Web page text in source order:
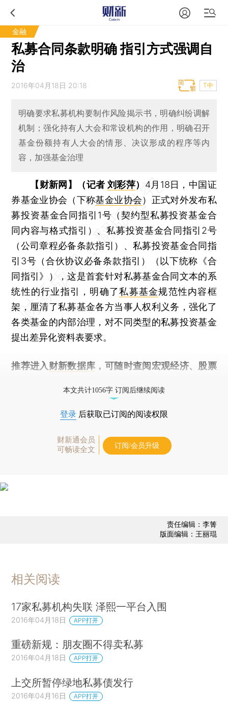
金融
私募合同条款明确 指引方式强调自
治
2016年04月18日 20:18 T中
明确要求私募机构要制作风险揭示书，明确纠纷调解
机制；强化持有人大会和常设机构的作用，明确召开
基金份额持有人大会的情形、决议形成的程序等内
容，加强基金治理
【财新网】（记者刘彩萍） 4月18日，中国证
券基金业协会（下称基金业协会）正式对外发布私
募投资基金合同指引1号（契约型私募投资基金合
同内容与格式指引）、私募投资基金合同指引2号
（公司章程必备条款指引）、私募投资基金合同指
引3号（合伙协议必备条款指引）（以下统称《合
同指引》），这是首套针对私募基金合同文本的系
统性的行业指引，明确了私募基金规范性内容框
架，厘清了私募基金各方当事人权利义务，强化了
各类基金的内部治理，对不同类型的私募投资基金
提出差异化资料表要求。
推荐进入 财新数据库 ，可随时查阅宏观经济、股票
本文共计1056字 订阅后继续阅读
登录 后获取已订阅的阅读权限
财新通会员
可畅读全文
订阅/会员升级
责任编辑：李箐
版面编辑：王丽琨
相关阅读
17家私募机构失联 泽熙一平台入围
2016年04月18日 APP打开
重磅新规：朋友圈不得卖私募
2016年04月18日 APP打开
上交所暂停绿地私募债发行
2016年04月16日 APP打开